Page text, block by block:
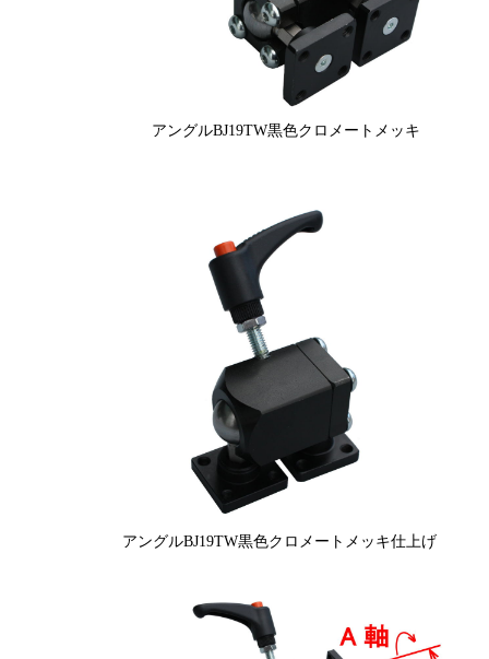
アングルBJ19TW黒色クロメートメッキ
アングルBJ19TW黒色クロメートメッキ仕上げ